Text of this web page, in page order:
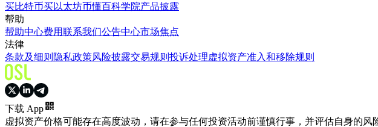
买比特币买以太坊币懂百科学院产品披露
帮助
帮助中心费用联系我们公告中心市场焦点
法律
条款及细则 隐私政策风险披露交易规则 投诉处理虚拟资产准入和移除规则
下载 App
虚拟资产价格可能存在高度波动，请在参与任何投资活动前谨慎行事，并评估自身的风